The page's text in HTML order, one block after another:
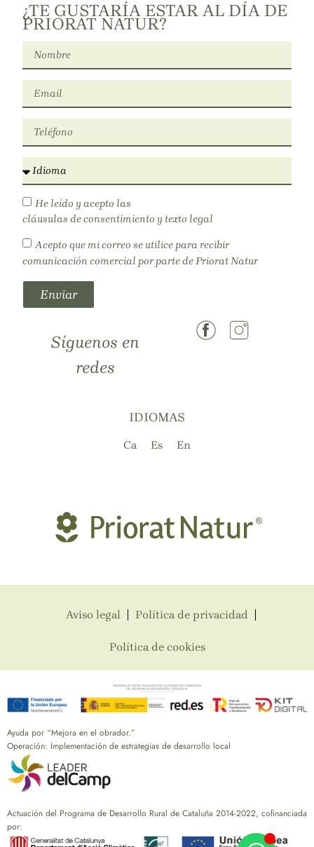
¿TE GUSTARÍA ESTAR AL DÍA DE
PRIORAT NATUR?
He leído y acepto las
cláusulas de consentimiento y texto legal
Acepto que mi correo se utilice para recibir
comunicación comercial por parte de Priorat Natur
Enviar
Síguenos en
redes
IDIOMAS
Ca Es En
Aviso legal Política de privacidad
Política de cookies
Ayuda por “Mejora en el obrador.”
Operación: Implementación de estrategias de desarrollo local
Actuación del Programa de Desarrollo Rural de Cataluña 2014-2022, cofinanciada
por: